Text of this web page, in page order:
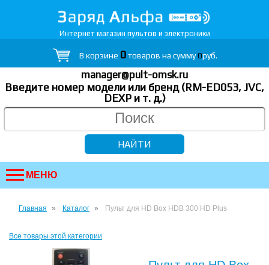
Интернет магазин пультов и электроники
В корзине 0товаров на сумму0руб.
manager@pult-omsk.ru
Введите номер модели или бренд (RM-ED053, JVC,
DEXP и т. д.)
МЕНЮ
Главная Каталог Пульт для HD Box HDB 300 HD Plus
Все товары этой категории